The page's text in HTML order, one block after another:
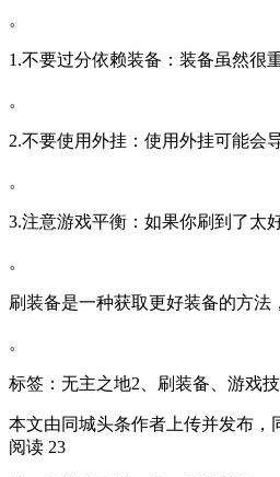
。
1.不要过分依赖装备：装备虽然很
。
2.不要使用外挂：使用外挂可能会
。
3.注意游戏平衡：如果你刷到了太
。
刷装备是一种获取更好装备的方法
。
标签：无主之地2、刷装备、游戏技
本文由同城头条作者上传并发布，
阅读 23